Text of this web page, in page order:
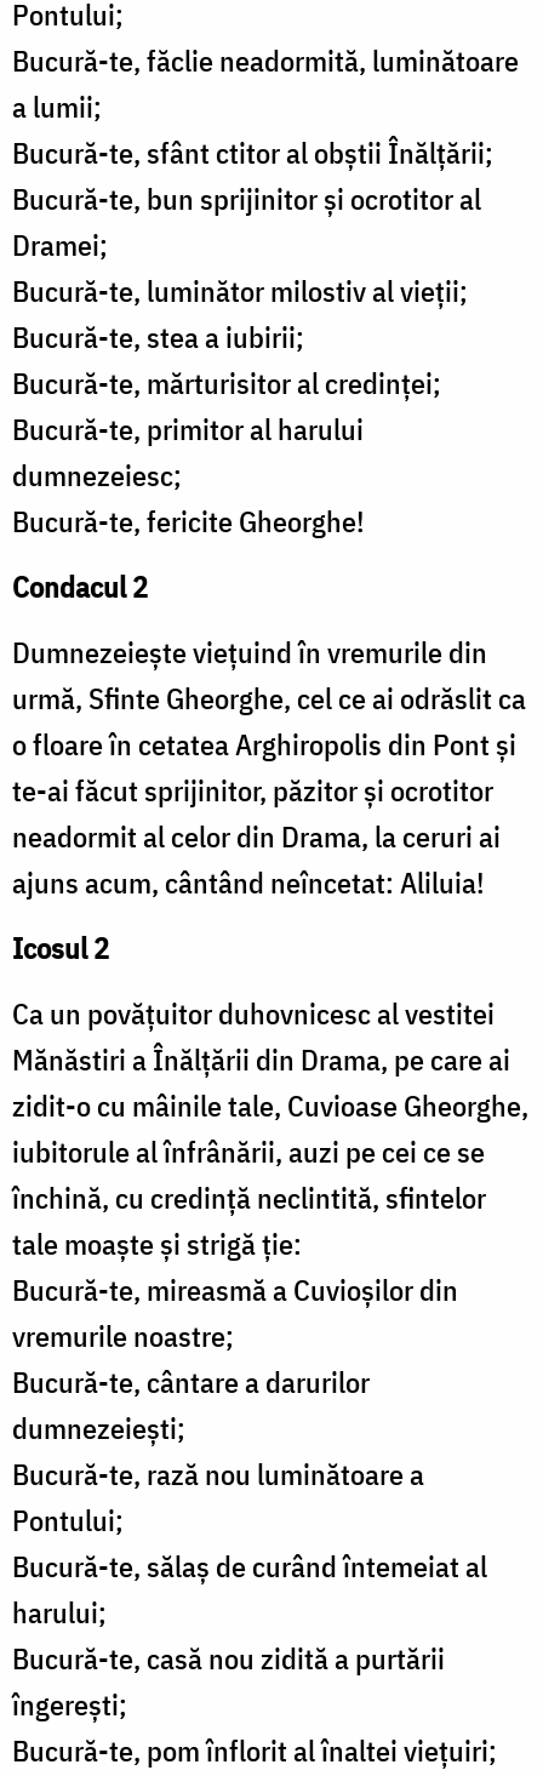
Pontului;
Bucură-te, făclie neadormită, luminătoare
a lumii;
Bucură-te, sfânt ctitor al obștii Înălțării;
Bucură-te, bun sprijinitor și ocrotitor al
Dramei;
Bucură-te, luminător milostiv al vieții;
Bucură-te, stea a iubirii;
Bucură-te, mărturisitor al credinței;
Bucură-te, primitor al harului
dumnezeiesc;
Bucură-te, fericite Gheorghe!
Condacul 2
Dumnezeiește viețuind în vremurile din
urmă, Sfinte Gheorghe, cel ce ai odrăslit ca
o floare în cetatea Arghiropolis din Pont și
te-ai făcut sprijinitor, păzitor și ocrotitor
neadormit al celor din Drama, la ceruri ai
ajuns acum, cântând neîncetat: Aliluia!
Icosul 2
Ca un povățuitor duhovnicesc al vestitei
Mănăstiri a Înălțării din Drama, pe care ai
zidit-o cu mâinile tale, Cuvioase Gheorghe,
iubitorule al înfrânării, auzi pe cei ce se
închină, cu credință neclintită, sfintelor
tale moaște și strigă ție:
Bucură-te, mireasmă a Cuvioșilor din
vremurile noastre;
Bucură-te, cântare a darurilor
dumnezeiești;
Bucură-te, rază nou luminătoare a
Pontului;
Bucură-te, sălaș de curând întemeiat al
harului;
Bucură-te, casă nou zidită a purtării
îngerești;
Bucură-te, pom înflorit al înaltei viețuiri;